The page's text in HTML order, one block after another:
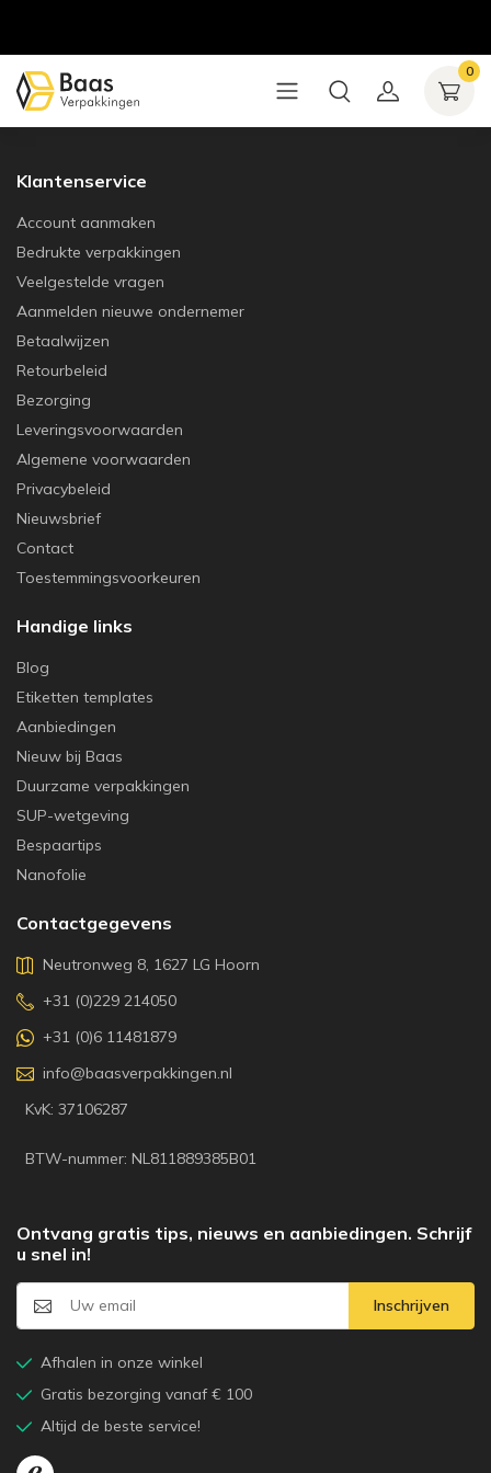
0
Klantenservice
Account aanmaken
Bedrukte verpakkingen
Veelgestelde vragen
Aanmelden nieuwe ondernemer
Betaalwijzen
Retourbeleid
Bezorging
Leveringsvoorwaarden
Algemene voorwaarden
Privacybeleid
Nieuwsbrief
Contact
Toestemmingsvoorkeuren
Handige links
Blog
Etiketten templates
Aanbiedingen
Nieuw bij Baas
Duurzame verpakkingen
SUP-wetgeving
Bespaartips
Nanofolie
Contactgegevens
Neutronweg 8, 1627 LG Hoorn
+31 (0)229 214050
+31 (0)6 11481879
info@baasverpakkingen.nl
KvK: 37106287
BTW-nummer: NL811889385B01
Ontvang gratis tips, nieuws en aanbiedingen. Schrijf
u snel in!
Inschrijven
Afhalen in onze winkel
Gratis bezorging vanaf € 100
Altijd de beste service!